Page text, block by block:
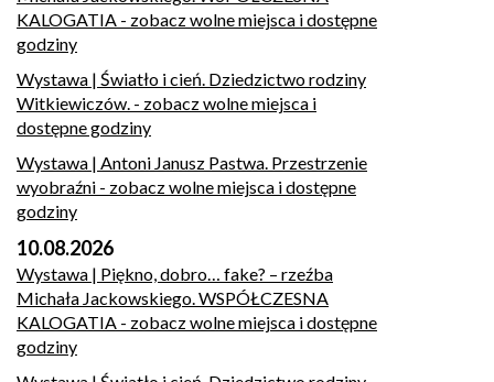
KALOGATIA - zobacz wolne miejsca i dostępne
godziny
Wystawa | Światło i cień. Dziedzictwo rodziny
Witkiewiczów. - zobacz wolne miejsca i
dostępne godziny
Wystawa | Antoni Janusz Pastwa. Przestrzenie
wyobraźni - zobacz wolne miejsca i dostępne
godziny
10.08.2026
Wystawa | Piękno, dobro… fake? – rzeźba
Michała Jackowskiego. WSPÓŁCZESNA
KALOGATIA - zobacz wolne miejsca i dostępne
godziny